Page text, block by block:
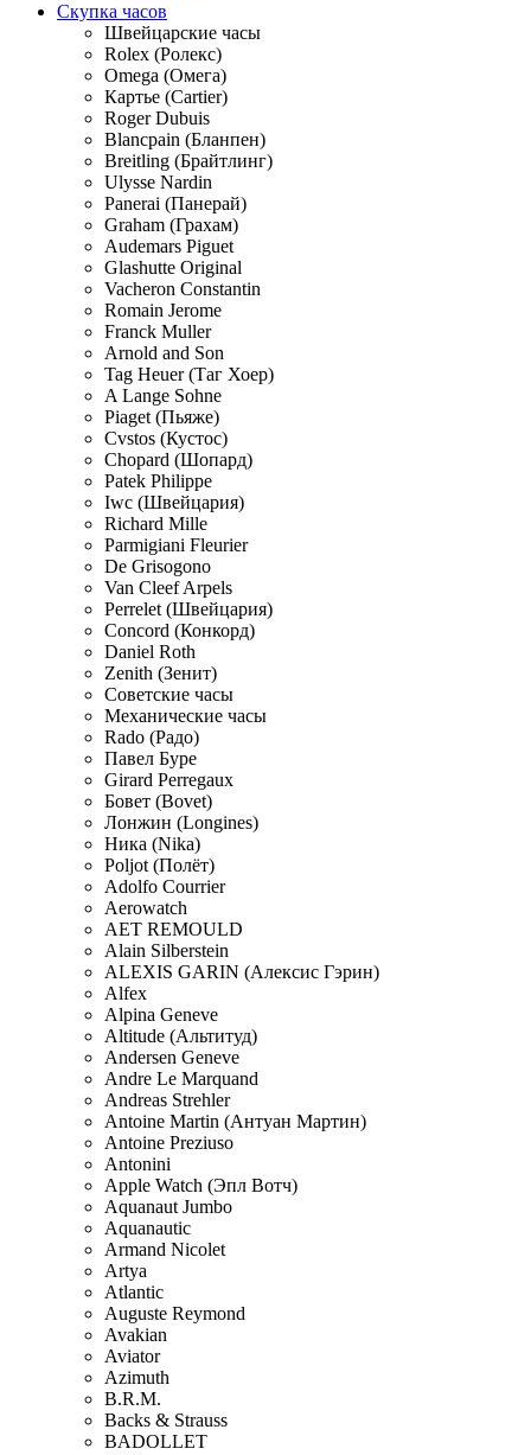
Скупка часов
Швейцарские часы
Rolex (Ролекс)
Omega (Омега)
Картье (Cartier)
Roger Dubuis
Blancpain (Бланпен)
Breitling (Брайтлинг)
Ulysse Nardin
Panerai (Панерай)
Graham (Грахам)
Audemars Piguet
Glashutte Original
Vacheron Constantin
Romain Jerome
Franck Muller
Arnold and Son
Tag Heuer (Таг Хоер)
A Lange Sohne
Piaget (Пьяже)
Cvstos (Кустос)
Chopard (Шопард)
Patek Philippe
Iwc (Швейцария)
Richard Mille
Parmigiani Fleurier
De Grisogono
Van Cleef Arpels
Perrelet (Швейцария)
Concord (Конкорд)
Daniel Roth
Zenith (Зенит)
Советские часы
Механические часы
Rado (Радо)
Павел Буре
Girard Perregaux
Бовет (Bovet)
Лонжин (Longines)
Ника (Nika)
Poljot (Полёт)
Adolfo Courrier
Aerowatch
AET REMOULD
Alain Silberstein
ALEXIS GARIN (Алексис Гэрин)
Alfex
Alpina Geneve
Altitude (Альтитуд)
Andersen Geneve
Andre Le Marquand
Andreas Strehler
Antoine Martin (Антуан Мартин)
Antoine Preziuso
Antonini
Apple Watch (Эпл Вотч)
Aquanaut Jumbo
Aquanautic
Armand Nicolet
Artya
Atlantic
Auguste Reymond
Avakian
Aviator
Azimuth
B.R.M.
Backs & Strauss
BADOLLET